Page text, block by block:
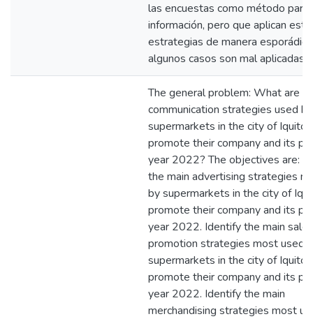
las encuestas como método para
información, pero que aplican
estrategias de manera
algunos casos son mal aplicadas.
The general problem: What are
communication strategies used by
supermarkets in the city of
promote their company and its
year 2022? The objectives are:
the main advertising strategies
by supermarkets in the city of
promote their company and its
year 2022. Identify the main sales
promotion strategies most used
supermarkets in the city of
promote their company and its
year 2022. Identify the main
merchandising strategies most